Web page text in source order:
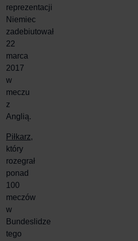
reprezentacji
Niemiec
zadebiutował
22
marca
2017
w
meczu
z
Anglią.
Piłkarz,
który
rozegrał
ponad
100
meczów
w
Bundeslidze
tego